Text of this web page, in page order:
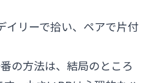
イリーで拾い、ペアで片付
の方法は、結局のところ